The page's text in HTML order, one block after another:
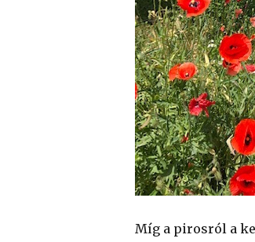
Míg a pirosról a